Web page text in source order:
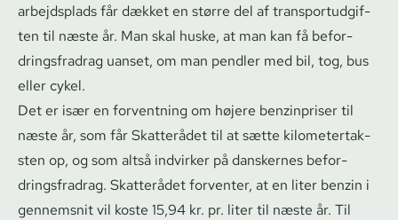
arbejdsplads får dækket en større del af trans­portud­gif­
ten til næste år. Man skal huske, at man kan få be­for­
drings­fradrag uanset, om man pendler med bil, tog, bus
eller cykel.
Det er især en forventning om højere benzinpriser til
næste år, som får Skatterådet til at sætte ki­lo­me­tertak­
sten op, og som altså indvirker på danskernes be­for­
drings­fradrag. Skatterådet forventer, at en liter benzin i
gennemsnit vil koste 15,94 kr. pr. liter til næste år. Til